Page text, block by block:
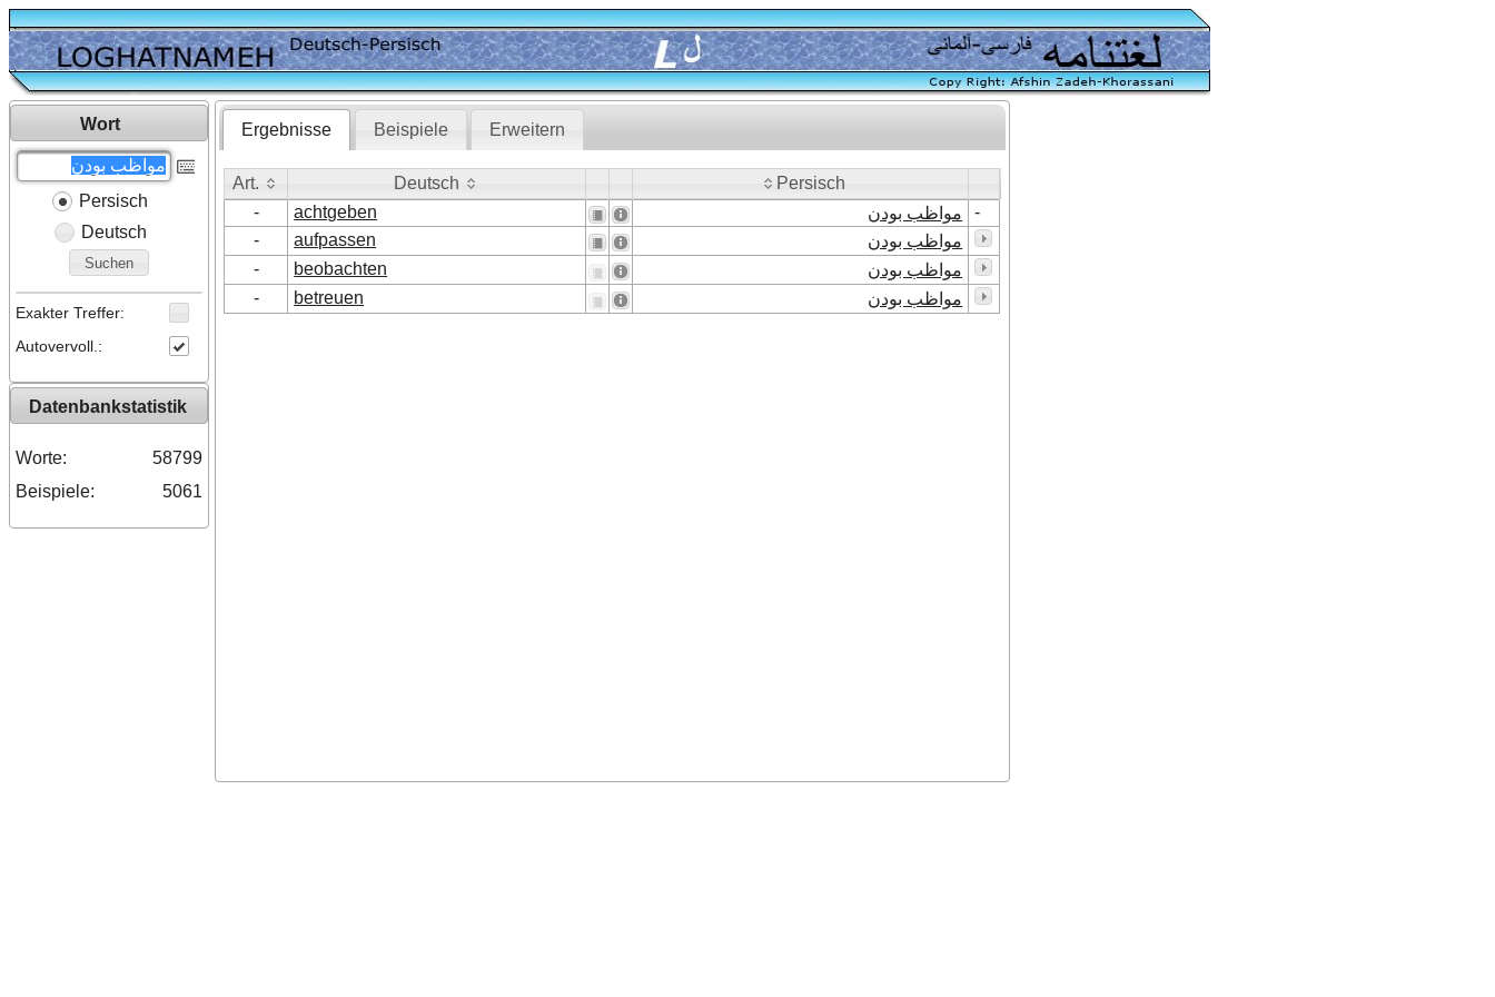
Wort
Persisch
Deutsch
Suchen
Exakter Treffer:
Autovervoll.:
Datenbankstatistik
Worte:
58799
Beispiele:
5061
Ergebnisse Beispiele Erweitern
Art. Deutsch
Persisch
Art.
- achtgeben مواظب بودن
-
-
aufpassen
مواظب بودن
-
beobachten
مواظب بودن
-
betreuen مواظب بودن